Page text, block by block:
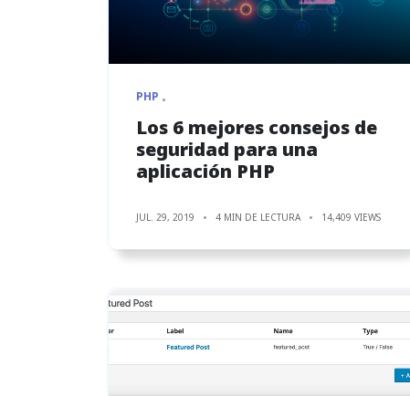
PHP
Los 6 mejores consejos de
seguridad para una
aplicación PHP
JUL. 29, 2019 4 MIN DE LECTURA 14,409 VIEWS